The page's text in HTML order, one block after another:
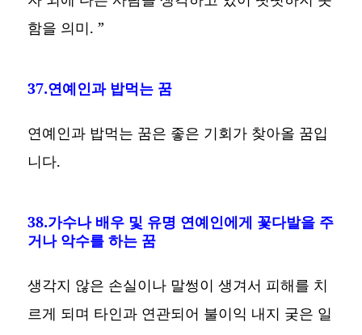
함을 의미. ”
37.연예인과 밥먹는 꿈
연예인과 밥먹는 꿈은 좋은 기회가 찾아올 꿈입
니다.
38.가수나 배우 및 유명 연예인에게 꽃다발을 주
거나 악수를 하는 꿈
생각지 않은 손실이나 말썽이 생겨서 피해를 치
르게 되며 타인과 연관되어 불이익 내지 궂은 일